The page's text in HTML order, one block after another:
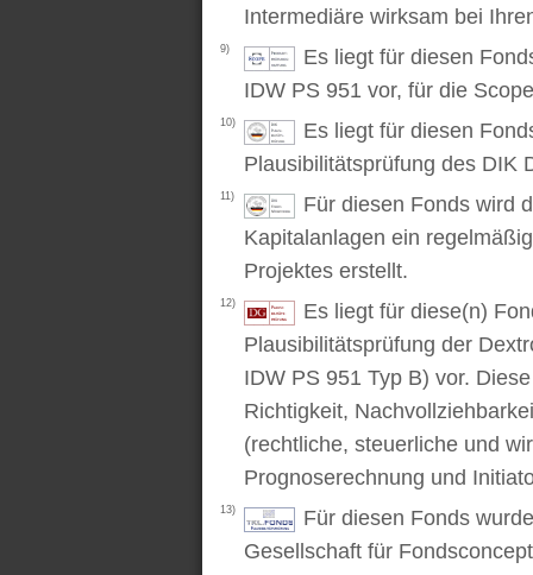
Intermediäre wirksam bei
9)
Es liegt für diesen
IDW PS 951 vor, für die
10)
Es liegt für diesen
Plausibilitätsprüfung des DIK
11)
Für diesen Fonds wird
Kapitalanlagen ein
Projektes erstellt.
12)
Es liegt für diese(n)
Plausibilitätsprüfung der
IDW PS 951 Typ B) vor.
Richtigkeit,
(rechtliche, steuerliche und
Prognoserechnung und
13)
Für diesen Fonds
Gesellschaft für